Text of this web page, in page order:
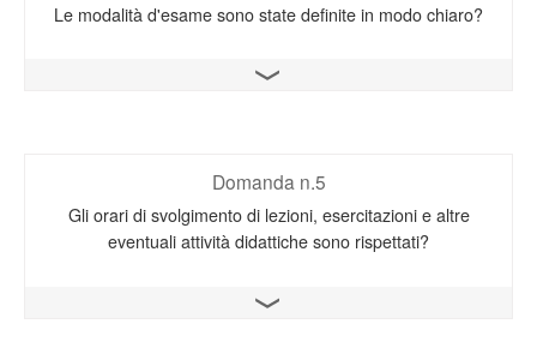
Le modalità d'esame sono state definite in modo chiaro?
Apri il grafico
Domanda n.5
Gli orari di svolgimento di lezioni, esercitazioni e altre
eventuali attività didattiche sono rispettati?
Apri il grafico